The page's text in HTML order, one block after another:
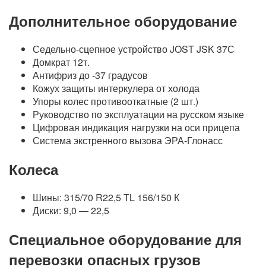
Дополнительное оборудование
Седельно-сцепное устройство JOST JSK 37С
Домкрат 12т.
Антифриз до -37 градусов
Кожух защиты интеркулера от холода
Упоры колес противооткатные (2 шт.)
Руководство по эксплуатации на русском языке
Цифровая индикация нагрузки на оси прицепа
Система экстренного вызова ЭРА-Глонасс
Колеса
Шины: 315/70 R22,5 TL 156/150 К
Диски: 9,0 — 22,5
Специальное оборудование для
перевозки опасных грузов